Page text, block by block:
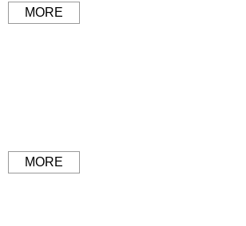
MORE
MORE